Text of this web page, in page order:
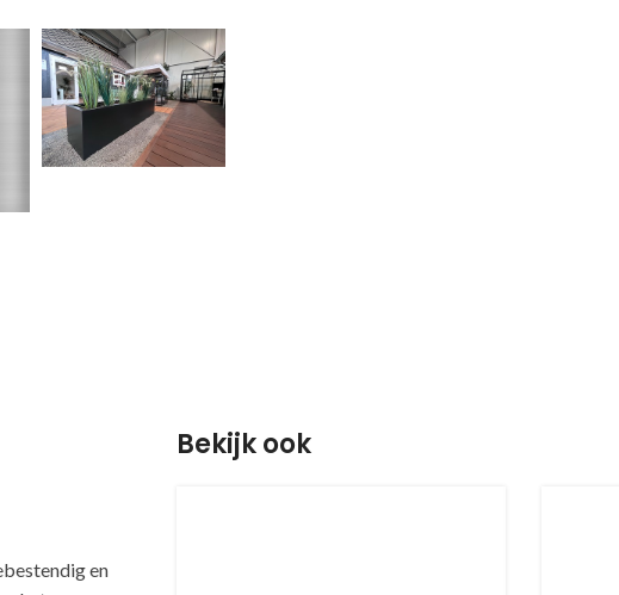
en
Bekijk ook